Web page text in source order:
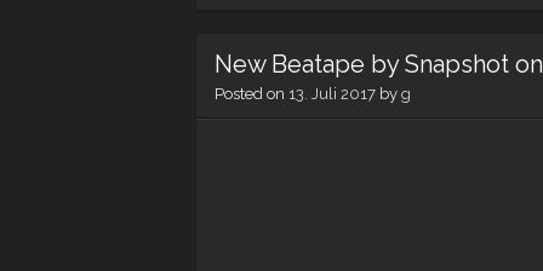
New Beatape by Snapshot
Posted on 13. Juli 2017 by g